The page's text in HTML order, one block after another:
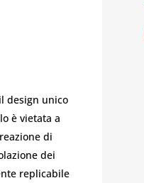
design unico
è vietata a
di
dei
replicabile